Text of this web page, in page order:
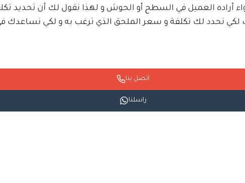
العميل في السطح أو الحوش و لهذا نقول لك أن تحديد
لكي نحدد لك تكلفة و سعر الملحق الذي ترغب به و لكي نساعدك
اتصل بنا
راسلنا